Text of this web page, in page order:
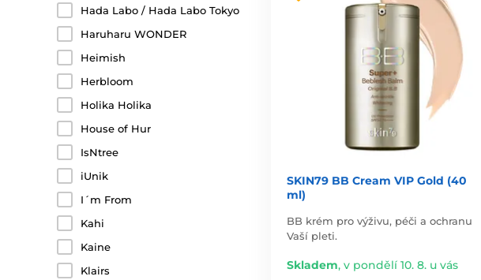
Hada Labo / Hada Labo Tokyo
Haruharu WONDER
Heimish
Herbloom
Holika Holika
House of Hur
IsNtree
iUnik
I´m From
Kahi
Kaine
Klairs
SKIN79 BB Cream VIP Gold (40
ml)
BB krém pro výživu, péči a ochranu
Vaší pleti.
Skladem, v pondělí 10. 8. u vás